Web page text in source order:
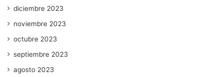
diciembre 2023
noviembre 2023
octubre 2023
septiembre 2023
agosto 2023